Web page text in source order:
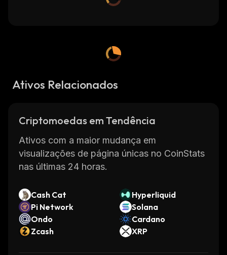
Ativos Relacionados
Criptomoedas em Tendência
Ativos com a maior mudança em
visualizações de página únicas no CoinStats
nas últimas 24 horas.
Cash Cat
Hyperliquid
Pi Network
Solana
Ondo
Cardano
Zcash
XRP